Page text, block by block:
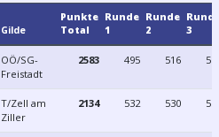
Gilde
Punkte
Total
Runde
1
Runde
2
3
OÖ/SG-
Freistadt
2583 495 516
T/Zell am
Ziller
2134 532 530